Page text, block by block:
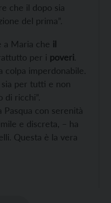
che il dopo sia
del prima”.
a Maria che il
per i poveri.
colpa imperdonabile.
per tutti e non
di ricchi”.
Pasqua con serenità
e discreta, – ha
Questa è la vera